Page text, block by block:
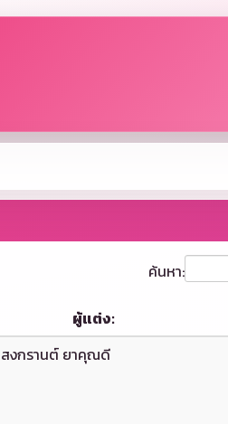
ค้นหา:
ผู้แต่ง:
สงกรานต์ ยาคุณดี